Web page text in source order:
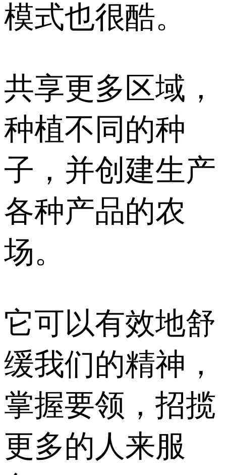
模式也很酷。
共享更多区域，
种植不同的种
子，并创建生产
各种产品的农
场。
它可以有效地舒
缓我们的精神，
掌握要领，招揽
更多的人来服